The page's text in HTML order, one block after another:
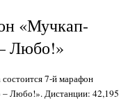
«Мучкап-
Любо!»
7-й марафон
Любо!». Дистанции: 42,195